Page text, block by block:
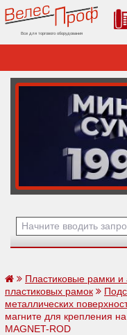
Все для торгового оборудования
Пластиковые рамки и
пластиковых рамок
металлических
магните для крепления
MAGNET-ROD